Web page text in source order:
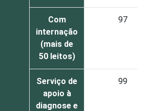
Com
internação
(mais de
50 leitos)
97
Serviço de
apoio à
diagnose e
99